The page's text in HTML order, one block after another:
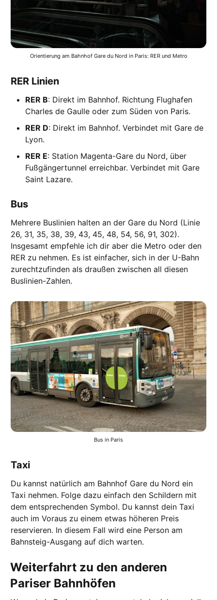
Orientierung am Bahnhof Gare du Nord in Paris: RER und Metro
RER Linien
RER B: Direkt im Bahnhof. Richtung Flughafen
Charles de Gaulle oder zum Süden von Paris.
RER D: Direkt im Bahnhof. Verbindet mit Gare de
Lyon.
RER E: Station Magenta-Gare du Nord, über
Fußgängertunnel erreichbar. Verbindet mit Gare
Saint Lazare.
Bus
Mehrere Buslinien halten an der Gare du Nord (Linie
26, 31, 35, 38, 39, 43, 45, 48, 54, 56, 91, 302).
Insgesamt empfehle ich dir aber die Metro oder den
RER zu nehmen. Es ist einfacher, sich in der U-Bahn
zurechtzufinden als draußen zwischen all diesen
Buslinien-Zahlen.
Bus in Paris
Taxi
Du kannst natürlich am Bahnhof Gare du Nord ein
Taxi nehmen. Folge dazu einfach den Schildern mit
dem entsprechenden Symbol. Du kannst dein Taxi
auch im Voraus zu einem etwas höheren Preis
reservieren. In diesem Fall wird eine Person am
Bahnsteig-Ausgang auf dich warten.
Weiterfahrt zu den anderen
Pariser Bahnhöfen